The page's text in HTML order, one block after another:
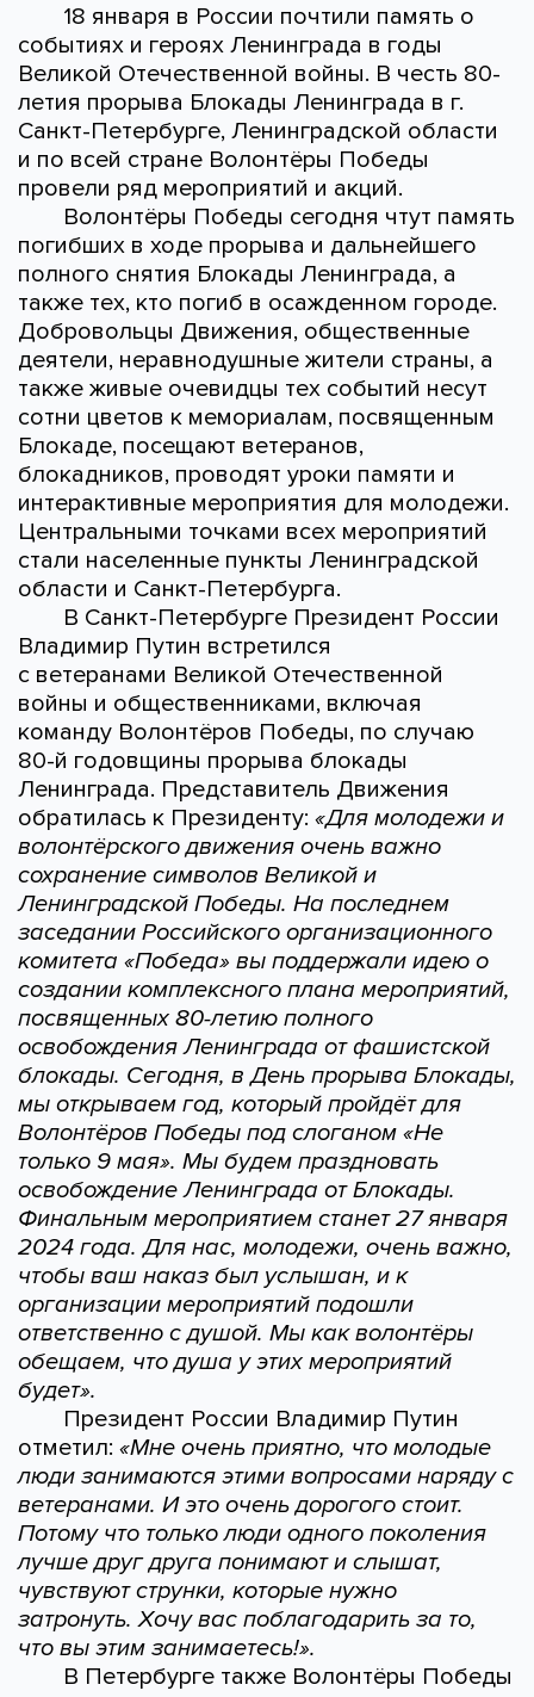
18 января в России почтили память о
событиях и героях Ленинграда в годы
Великой Отечественной войны. В честь 80-
летия прорыва Блокады Ленинграда в г.
Санкт-Петербурге, Ленинградской области
и по всей стране Волонтёры Победы
провели ряд мероприятий и акций.
Волонтёры Победы сегодня чтут память
погибших в ходе прорыва и дальнейшего
полного снятия Блокады Ленинграда, а
также тех, кто погиб в осажденном городе.
Добровольцы Движения, общественные
деятели, неравнодушные жители страны, а
также живые очевидцы тех событий несут
сотни цветов к мемориалам, посвященным
Блокаде, посещают ветеранов,
блокадников, проводят уроки памяти и
интерактивные мероприятия для молодежи.
Центральными точками всех мероприятий
стали населенные пункты Ленинградской
области и Санкт-Петербурга.
В Санкт-Петербурге Президент России
Владимир Путин встретился
с ветеранами Великой Отечественной
войны и общественниками, включая
команду Волонтёров Победы, по случаю
80-й годовщины прорыва блокады
Ленинграда. Представитель Движения
обратилась к Президенту: «Для молодежи и
волонтёрского движения очень важно
сохранение символов Великой и
Ленинградской Победы. На последнем
заседании Российского организационного
комитета «Победа» вы поддержали идею о
создании комплексного плана мероприятий,
посвященных 80-летию полного
освобождения Ленинграда от фашистской
блокады. Сегодня, в День прорыва Блокады,
мы открываем год, который пройдёт для
Волонтёров Победы под слоганом «Не
только 9 мая». Мы будем праздновать
освобождение Ленинграда от Блокады.
Финальным мероприятием станет 27 января
2024 года. Для нас, молодежи, очень важно,
чтобы ваш наказ был услышан, и к
организации мероприятий подошли
ответственно с душой. Мы как волонтёры
обещаем, что душа у этих мероприятий
будет».
Президент России Владимир Путин
отметил: «Мне очень приятно, что молодые
люди занимаются этими вопросами наряду с
ветеранами. И это очень дорогого стоит.
Потому что только люди одного поколения
лучше друг друга понимают и слышат,
чувствуют струнки, которые нужно
затронуть. Хочу вас поблагодарить за то,
что вы этим занимаетесь!».
В Петербурге также Волонтёры Победы